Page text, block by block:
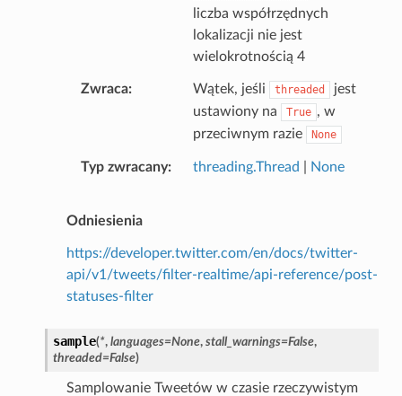
liczba współrzędnych
lokalizacji nie jest
wielokrotnością 4
Zwraca Wątek, jeśli threaded
jest
ustawiony na
True , w
przeciwnym razie
None
Typ zwracany threading.Thread None
Odniesienia
https://developer.twitter.com/en/docs/twitter-
api/v1/tweets/filter-realtime/api-reference/post-
statuses-filter
sample(*, languages=None, stall_warnings=False,
threaded=False)
Samplowanie Tweetów w czasie rzeczywistym